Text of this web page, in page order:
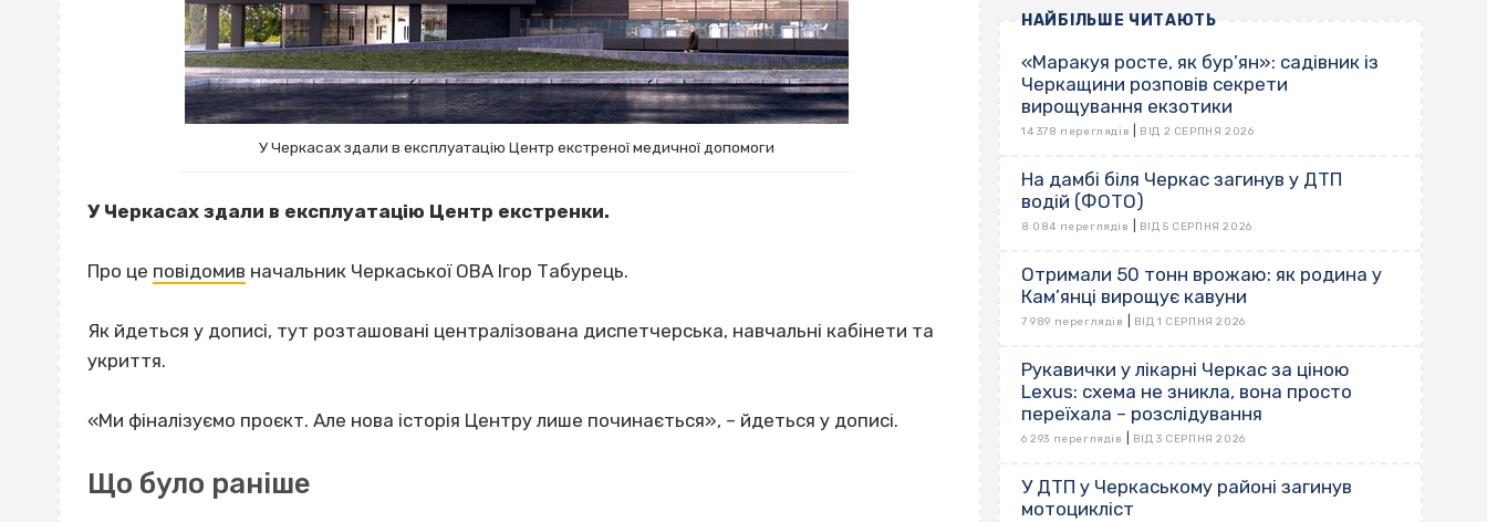
У Черкасах здали в експлуатацію Центр екстреної медичної допомоги
У Черкасах здали в експлуатацію Центр екстренки.
Про це повідомив начальник Черкаської ОВА Ігор Табурець.
Як йдеться у дописі, тут розташовані централізована диспетчерська, навчальні кабінети та
укриття.
«Ми фіналізуємо проєкт. Але нова історія Центру лише починається», – йдеться у дописі.
Що було раніше
НАЙБІЛЬШЕ ЧИТАЮТЬ
«Маракуя росте, як бур’ян»: садівник із
Черкащини розповів секрети
вирощування екзотики
14 378 переглядів ВІД 2 СЕРПНЯ 2026
На дамбі біля Черкас загинув у ДТП
водій (ФОТО)
8 084 переглядів ВІД 5 СЕРПНЯ 2026
Отримали 50 тонн врожаю: як родина у
Кам’янці вирощує кавуни
7 989 переглядів ВІД 1 СЕРПНЯ 2026
Рукавички у лікарні Черкас за ціною
Lexus: схема не зникла, вона просто
переїхала – розслідування
6 293 переглядів ВІД 3 СЕРПНЯ 2026
У ДТП у Черкаському районі загинув
мотоцикліст